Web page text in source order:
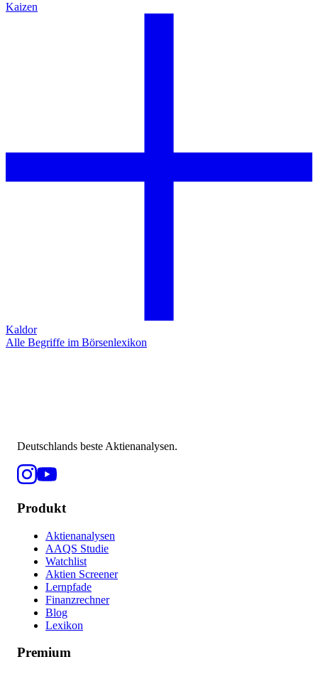
Kaizen
Kaldor
Alle Begriffe im Börsenlexikon
Deutschlands beste Aktienanalysen.
Produkt
Aktienanalysen
AAQS Studie
Watchlist
Aktien Screener
Lernpfade
Finanzrechner
Blog
Lexikon
Premium